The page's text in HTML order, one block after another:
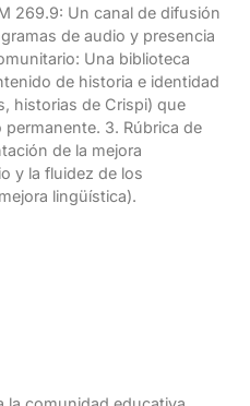
269.9: Un canal de difusión
de audio y presencia
Una biblioteca
de historia e identidad
historias de Crispi) que
3. Rúbrica de
de la mejora
y la fluidez de los
lingüística).